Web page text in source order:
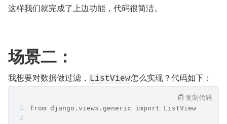
这样我们就完成了上边功能，代码很简洁。
场景二：
我想要对数据做过滤， ListView怎么实现？代码如下：
from django.views.generic import ListView
复制代码